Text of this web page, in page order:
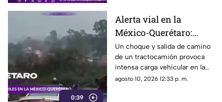
0:39
Alerta vial en la
México-Querétaro:
reducción de carriles
provoca avance lento
hoy
Un choque y salida de camino
de un tractocamión provoca
intensa carga vehicular en la
México-Querétaro
agosto 10, 2026 12:33 p. m.